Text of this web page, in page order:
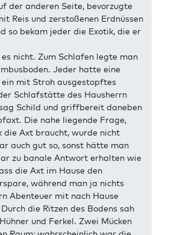
der anderen Seite, bevorzugte
Reis und zerstoßenen Erdnüssen
so bekam jeder die Exotik, die er
nicht. Zum Schlafen legte man
Jeder hatte eine
mit Stroh ausgestopftes
Schlafstätte des Hausherrn
Schild und griffbereit daneben
Die nahe liegende Frage,
die Axt braucht, wurde nicht
auch gut so, sonst hätte man
zu banale Antwort erhalten wie
die Axt im Hause den
während man ja nichts
Abenteuer mit nach Hause
die Ritzen des Bodens sah
und Ferkel. Zwei Mücken